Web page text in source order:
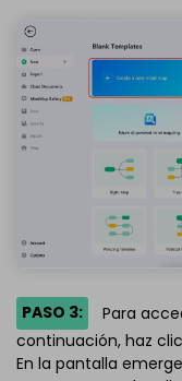
PASO 3: Para
continuación, haz
En la pantalla